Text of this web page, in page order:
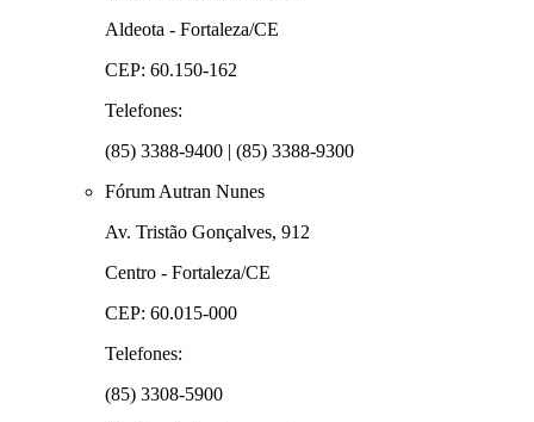
Aldeota - Fortaleza/CE
CEP: 60.150-162
Telefones:
(85) 3388-9400 | (85) 3388-9300
Fórum Autran Nunes
Av. Tristão Gonçalves, 912
Centro - Fortaleza/CE
CEP: 60.015-000
Telefones:
(85) 3308-5900